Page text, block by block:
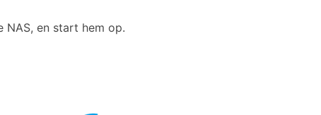
NAS, en start hem op.